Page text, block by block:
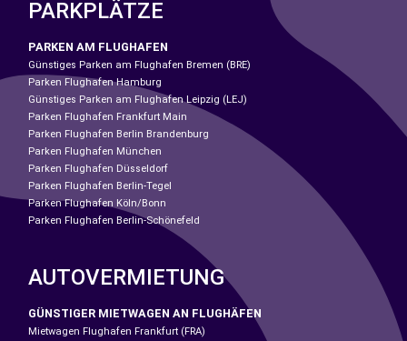
PARKPLÄTZE
PARKEN AM FLUGHAFEN
Günstiges Parken am Flughafen Bremen (BRE)
Parken Flughafen Hamburg
Günstiges Parken am Flughafen Leipzig (LEJ)
Parken Flughafen Frankfurt Main
Parken Flughafen Berlin Brandenburg
Parken Flughafen München
Parken Flughafen Düsseldorf
Parken Flughafen Berlin-Tegel
Parken Flughafen Köln/Bonn
Parken Flughafen Berlin-Schönefeld
AUTOVERMIETUNG
GÜNSTIGER MIETWAGEN AN FLUGHÄFEN
Mietwagen Flughafen Frankfurt (FRA)